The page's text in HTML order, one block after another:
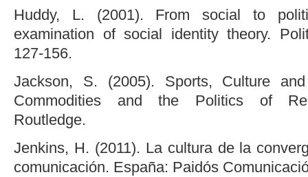
Huddy, L. (2001). From social to
examination of social identity theory.
127-156.
Jackson, S. (2005). Sports, Culture
Commodities and the Politics of
Routledge.
Jenkins, H. (2011). La cultura de la
comunicación. España: Paidós